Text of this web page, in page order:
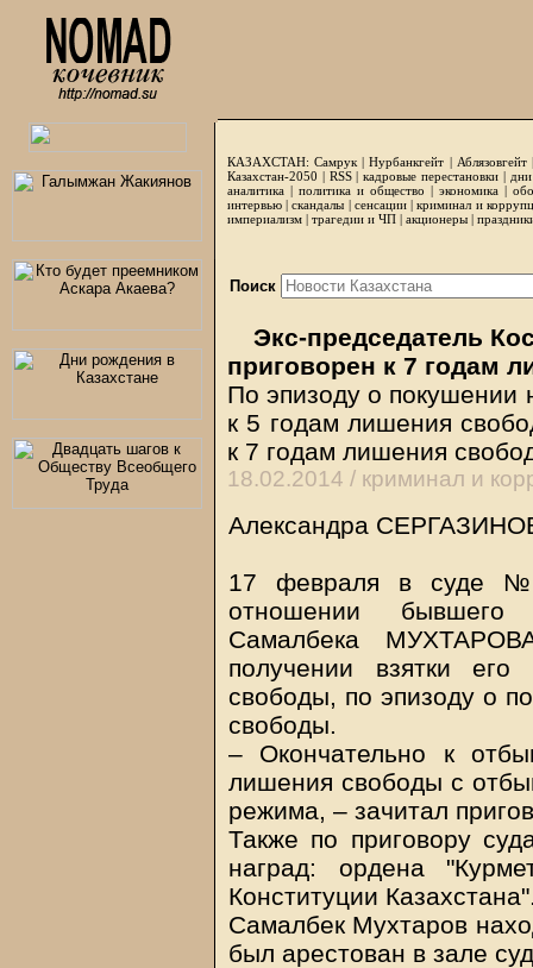
КАЗАХСТАН: Самрук |Нурбанкгейт | Аблязовгейт
Казахстан-2050 | RSS|кадровые перестановки|
аналитика | политика и общество | экономика |
интервью |скандалы | сенсации|криминал и
империализм | трагедии и ЧП | акционеры |
Поиск
Экс-председатель
приговорен к 7 годам
По эпизоду о покушении
к 5 годам лишения
к 7 годам лишения
18.02.2014 / криминал и
Александра
17 февраля в суде
отношении бывшего
Самалбека
получении взятки
свободы, по эпизоду о
свободы.
– Окончательно к
лишения свободы с
режима, – зачитал
Также по приговору
наград: ордена
Конституции
Самалбек Мухтаров
был арестован в зале